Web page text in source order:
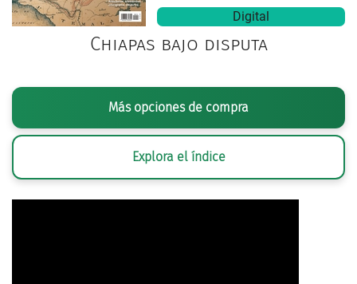
Digital
Chiapas bajo disputa
Más opciones de compra
Explora el índice